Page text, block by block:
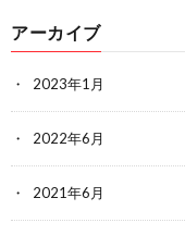
アーカイブ
2023年1月
2022年6月
2021年6月